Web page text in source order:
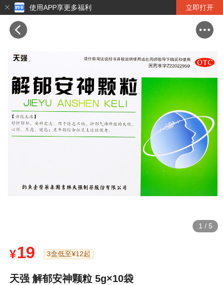
使用APP享更多福利 立即打开
1 / 5
¥19 3盒低至¥12起
天强 解郁安神颗粒 5g×10袋